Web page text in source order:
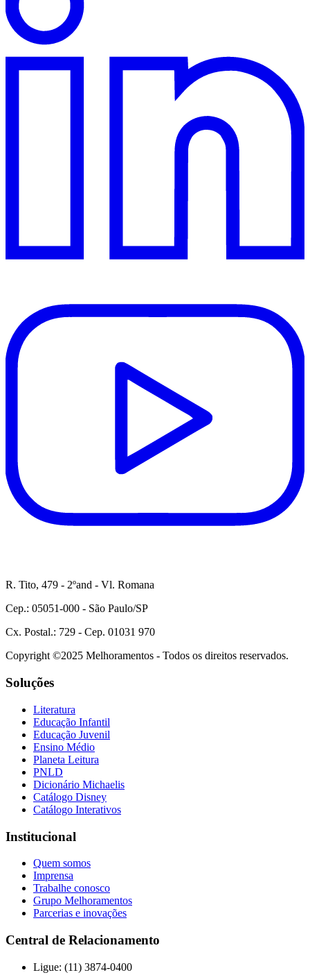
R. Tito, 479 - 2ºand - Vl. Romana
Cep.: 05051-000 - São Paulo/SP
Cx. Postal.: 729 - Cep. 01031 970
Copyright ©2025 Melhoramentos - Todos os direitos reservados.
Soluções
Literatura
Educação Infantil
Educação Juvenil
Ensino Médio
Planeta Leitura
PNLD
Dicionário Michaelis
Catálogo Disney
Catálogo Interativos
Institucional
Quem somos
Imprensa
Trabalhe conosco
Grupo Melhoramentos
Parcerias e inovações
Central de Relacionamento
Ligue: (11) 3874-0400